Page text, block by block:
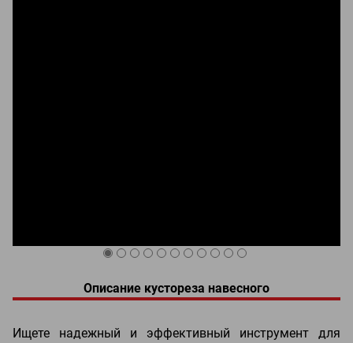
Описание кустореза навесного
Ищете надежный и эффективный инструмент для